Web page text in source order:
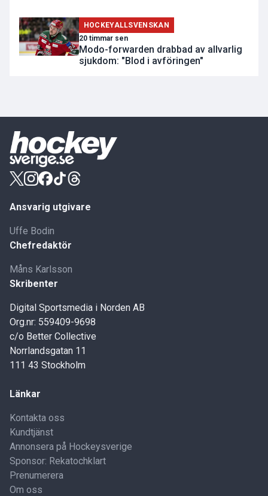
HOCKEYALLSVENSKAN
20 timmar sen
Modo-forwarden drabbad av allvarlig
sjukdom: "Blod i avföringen"
Ansvarig utgivare
Uffe Bodin
Chefredaktör
Måns Karlsson
Skribenter
Digital Sportsmedia i Norden AB
Org.nr: 559409-9698
c/o Better Collective
Norrlandsgatan 11
111 43 Stockholm
Länkar
Kontakta oss
Kundtjänst
Annonsera på Hockeysverige
Sponsor: Rekatochklart
Prenumerera
Om oss